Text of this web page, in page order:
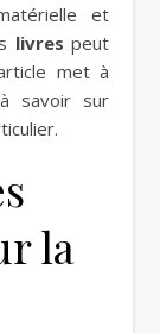
et
livres peut
met à
savoir sur
la